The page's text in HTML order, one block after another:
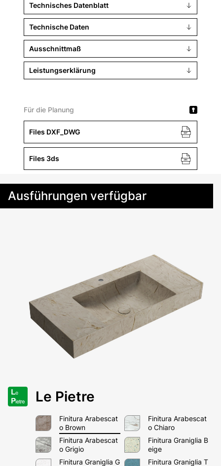
Technisches Datenblatt
Technische Daten
Ausschnittmaß
Leistungserklärung
Für die Planung
Files DXF_DWG
Files 3ds
Ausführungen verfügbar
Le Pietre
Finitura Arabescat
o Brown
Finitura Arabescat
o Chiaro
Finitura Arabescat
o Grigio
Finitura Graniglia B
eige
Finitura Graniglia G
Finitura Graniglia T